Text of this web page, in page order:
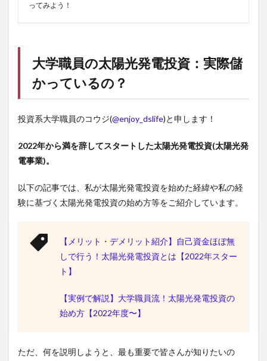
ってみよう！
大学職員の太陽光発電投資：実際儲
かっているの？
投資系大学職員のコウジ(@enjoy_dslife)と申します！
2022年から満を辞してスタートした太陽光発電投資(太陽光発
電事業)。
以下の記事では、私が太陽光発電投資を始めた経緯や私の経
験に基づく太陽光発電投資の始め方等をご紹介しています。
【メリット・デメリット紹介】自己資金ほぼ無
しで行う！太陽光発電投資とは【2022年スター
ト】
【実例で解説】大学職員流！太陽光発電投資の
始め方【2022年度〜】
ただ、何を説明しようと、最も重要で皆さんが知りたいの